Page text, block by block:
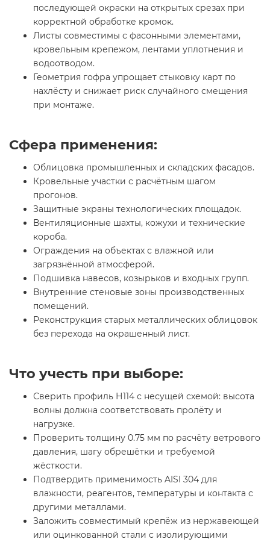
последующей окраски на открытых срезах при
корректной обработке кромок.
Листы совместимы с фасонными элементами,
кровельным крепежом, лентами уплотнения и
водоотводом.
Геометрия гофра упрощает стыковку карт по
нахлёсту и снижает риск случайного смещения
при монтаже.
Сфера применения:
Облицовка промышленных и складских фасадов.
Кровельные участки с расчётным шагом
прогонов.
Защитные экраны технологических площадок.
Вентиляционные шахты, кожухи и технические
короба.
Ограждения на объектах с влажной или
загрязнённой атмосферой.
Подшивка навесов, козырьков и входных групп.
Внутренние стеновые зоны производственных
помещений.
Реконструкция старых металлических облицовок
без перехода на окрашенный лист.
Что учесть при выборе:
Сверить профиль Н114 с несущей схемой: высота
волны должна соответствовать пролёту и
нагрузке.
Проверить толщину 0.75 мм по расчёту ветрового
давления, шагу обрешётки и требуемой
жёсткости.
Подтвердить применимость AISI 304 для
влажности, реагентов, температуры и контакта с
другими металлами.
Заложить совместимый крепёж из нержавеющей
или оцинкованной стали с изолирующими